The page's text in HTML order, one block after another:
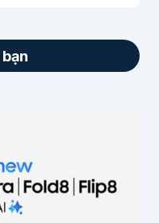
đánh dấu